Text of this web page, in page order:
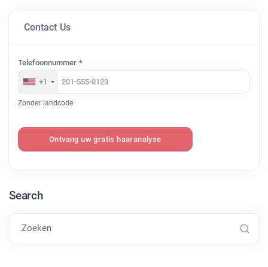
Contact Us
Telefoonnummer *
+1
Zonder landcode
Ontvang uw gratis haaranalyse
Search
Zoeken